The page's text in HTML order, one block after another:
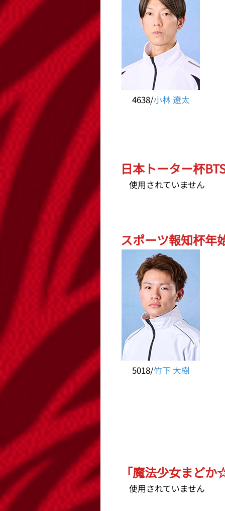
4638/小林 遼太
日本トーター杯
使用されていません
スポーツ報知杯年
5018/竹下 大樹
「魔法少女まど
使用されていません